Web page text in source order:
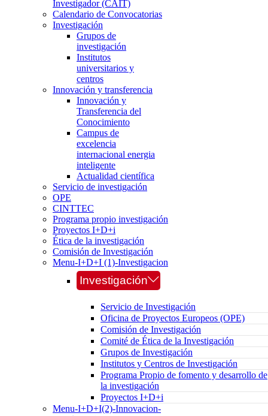
Investigador (CAIT)
Calendario de Convocatorias
Investigación
Grupos de
investigación
Institutos
universitarios y
centros
Innovación y transferencia
Innovación y
Transferencia del
Conocimiento
Campus de
excelencia
internacional energia
inteligente
Actualidad científica
Servicio de investigación
OPE
CINTTEC
Programa propio investigación
Proyectos I+D+i
Ética de la investigación
Comisión de Investigación
Menu-I+D+I (1)-Investigacion
Investigación
Servicio de Investigación
Oficina de Proyectos Europeos (OPE)
Comisión de Investigación
Comité de Ética de la Investigación
Grupos de Investigación
Institutos y Centros de Investigación
Programa Propio de fomento y desarrollo de
la investigación
Proyectos I+D+i
Menu-I+D+I(2)-Innovacion-